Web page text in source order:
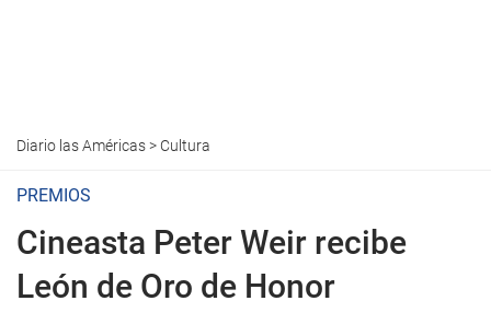
Diario las Américas> Cultura
PREMIOS
Cineasta Peter Weir recibe
León de Oro de Honor